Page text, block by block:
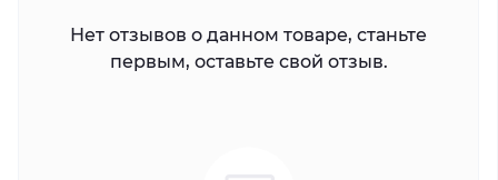
Нет отзывов о данном товаре, станьте
первым, оставьте свой отзыв.